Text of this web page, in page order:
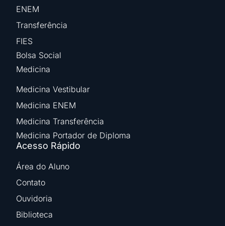
ENEM
Transferência
FIES
Bolsa Social
Medicina
Medicina Vestibular
Medicina ENEM
Medicina Transferência
Medicina Portador de Diploma
Acesso Rápido
Área do Aluno
Contato
Ouvidoria
Biblioteca